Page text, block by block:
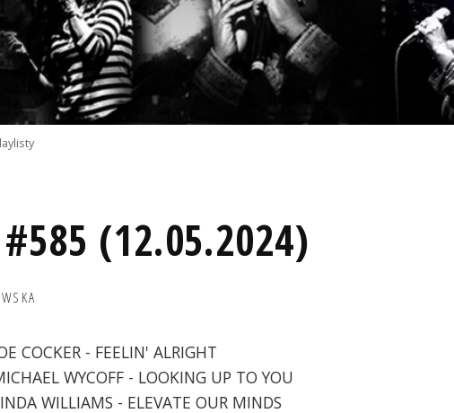
(12.05.2024)
COCKER - FEELIN' ALRIGHT
WYCOFF - LOOKING UP TO YOU
WILLIAMS - ELEVATE OUR MINDS